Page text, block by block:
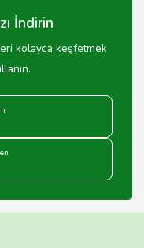
İndirin
kolayca keşfetmek